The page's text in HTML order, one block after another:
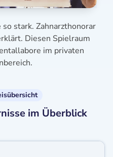
stark. Zahnarzthonorar
Diesen Spielraum
im privaten
im Überblick